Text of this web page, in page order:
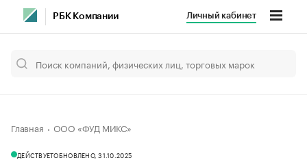
РБК Компании Личный кабинет
Главная ООО «ФУД МИКС»
ДЕЙСТВУЕТОБНОВЛЕНО, 31.10.2025